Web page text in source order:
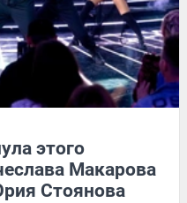
этого
Макарова
Стоянова